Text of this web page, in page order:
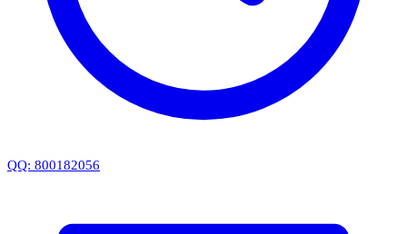
QQ: 800182056